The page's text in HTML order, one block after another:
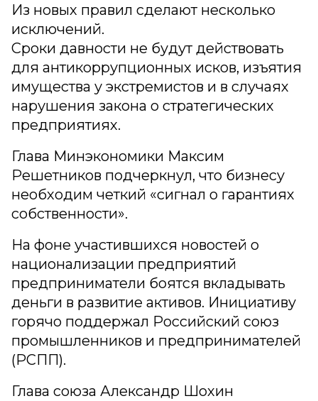
Из новых правил сделают несколько
исключений.
Сроки давности не будут действовать
для антикоррупционных исков, изъятия
имущества у экстремистов и в случаях
нарушения закона о стратегических
предприятиях.
Глава Минэкономики Максим
Решетников подчеркнул, что бизнесу
необходим четкий «сигнал о гарантиях
собственности».
На фоне участившихся новостей о
национализации предприятий
предприниматели боятся вкладывать
деньги в развитие активов. Инициативу
горячо поддержал Российский союз
промышленников и предпринимателей
(РСПП).
Глава союза Александр Шохин